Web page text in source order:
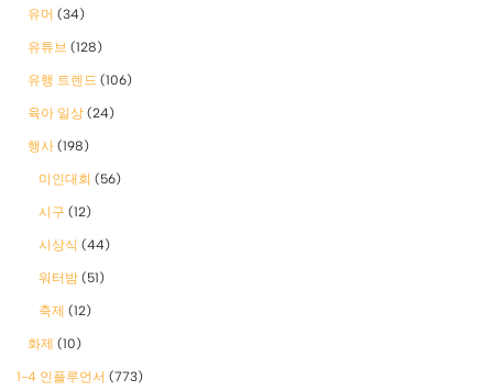
유머 (34)
유튜브 (128)
유행 트렌드 (106)
육아 일상 (24)
행사 (198)
미인대회 (56)
시구 (12)
시상식 (44)
워터밤 (51)
축제 (12)
화제 (10)
1-4 인플루언서 (773)